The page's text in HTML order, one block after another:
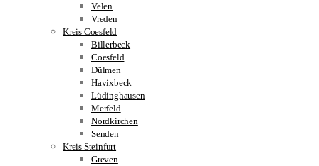
Velen
Vreden
Kreis Coesfeld
Billerbeck
Coesfeld
Dülmen
Havixbeck
Lüdinghausen
Merfeld
Nordkirchen
Senden
Kreis Steinfurt
Greven